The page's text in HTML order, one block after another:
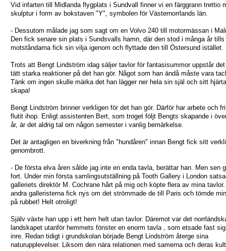
Vid infarten till Midlanda flygplats i Sundvall finner vi en färggrann trettio
skulptur i form av bokstaven "Y", symbolen för Västernorrlands län.
- Dessutom målade jag som sagt om en Volvo 240 till motormässan i
Den fick senare sin plats i Sundsvalls hamn, där den stod i många år tills
motståndarna fick sin vilja igenom och flyttade den till Östersund istället.
Trots att Bengt Lindström idag säljer tavlor för fantasisummor uppstår
tätt starka reaktioner på det han gör. Något som han ändå måste vara
Tänk om ingen skulle märka det han lägger ner hela sin själ och sitt
skapa!
Bengt Lindström brinner verkligen för det han gör. Därför har arbete och
flutit ihop. Enligt assistenten Bert, som troget följt Bengts skapande i
år, är det aldrig tal om någon semester i vanlig bemärkelse.
Det är antagligen en biverkning från "hundåren" innan Bengt fick sitt
genombrott.
- De första elva åren sålde jag inte en enda tavla, berättar han. Men sen
fort. Under min första samlingsutställning på Tooth Gallery i London
galleriets direktör M. Cochrane hårt på mig och köpte flera av mina
andra galleristerna fick nys om det strömmade de till Paris och tömde
på rubbet! Helt otroligt!
Själv växte han upp i ett hem helt utan tavlor. Däremot var det
landskapet utanför hemmets fönster en enorm tavla , som etsade fast
inre. Redan tidigt i grundskolan började Bengt Lindström återge sina
naturupplevelser. Liksom den nära relationen med samerna och deras